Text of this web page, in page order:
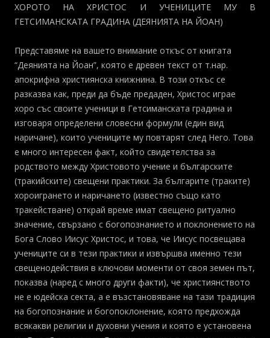
ХОРОТО НА ХРИСТОС И УЧЕНИЦИТЕ МУ В
ГЕТСИМАНСКАТА ГРАДИНА (ДЕЯНИЯТА НА ЙОАН)
Представяме на вашето внимание откъс от книгата
“Деянията на Йоан”, която е древен текст от т.нар.
апокрифна християнска книжнина. В този откъс се
разказва как, преди да бъде предаден, Христос играе
хоро със своите ученици в Гетсиманската градина и
изговаря определени словесни формули (един вид
наричане), които учениците му повтарят след Него. Това
е много интересен факт, който свидетелства за
родството между Христовото учение и българските
(тракийските) свещени практики. За българите (траките)
хороигрането и наричането (известно също като
тракействане) открай време имат свещено ритуално
значение, свързано с богопознанието и поклонението на
Бога Слово Иисус Христос, и това, че Иисус посвещава
учениците си в тези практики и извършва именно тези
свещенодействия в ключови моменти от своя земен път,
показва (наред с много други факти), че християнството
не е юдейска секта, а е възстановяване на тази традиция
на богопознание и богопоклонение, която предхожда
всякакви религии и духовни учения и която е установена